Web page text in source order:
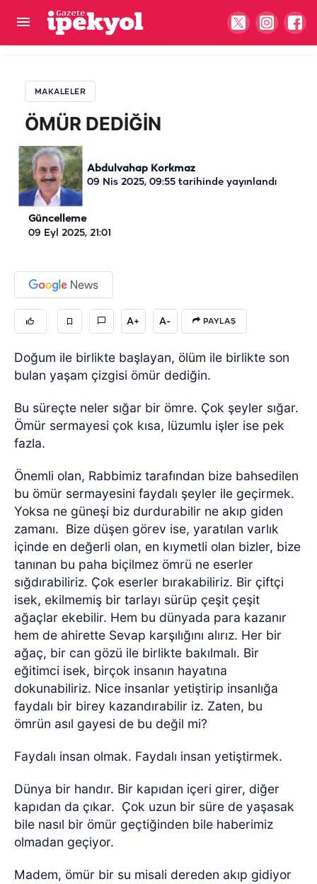
MAKALELER
ÖMÜR DEDİĞİN
Abdulvahap Korkmaz
09 Nis 2025, 09:55 tarihinde yayınlandı
Güncelleme
09 Eyl 2025, 21:01
A+ A- PAYLAŞ
Doğum ile birlikte başlayan, ölüm ile birlikte son
bulan yaşam çizgisi ömür dediğin.
Bu süreçte neler sığar bir ömre. Çok şeyler sığar.
Ömür sermayesi çok kısa, lüzumlu işler ise pek
fazla.
Önemli olan, Rabbimiz tarafından bize bahsedilen
bu ömür sermayesini faydalı şeyler ile geçirmek.
Yoksa ne güneşi biz durdurabilir ne akıp giden
zamanı. Bize düşen görev ise, yaratılan varlık
içinde en değerli olan, en kıymetli olan bizler, bize
tanınan bu paha biçilmez ömrü ne eserler
sığdırabiliriz. Çok eserler bırakabiliriz. Bir çiftçi
isek, ekilmemiş bir tarlayı sürüp çeşit çeşit
ağaçlar ekebilir. Hem bu dünyada para kazanır
hem de ahirette Sevap karşılığını alırız. Her bir
ağaç, bir can gözü ile birlikte bakılmalı. Bir
eğitimci isek, birçok insanın hayatına
dokunabiliriz. Nice insanlar yetiştirip insanlığa
faydalı bir birey kazandırabilir iz. Zaten, bu
ömrün asıl gayesi de bu değil mi?
Faydalı insan olmak. Faydalı insan yetiştirmek.
Dünya bir handır. Bir kapıdan içeri girer, diğer
kapıdan da çıkar. Çok uzun bir süre de yaşasak
bile nasıl bir ömür geçtiğinden bile haberimiz
olmadan geçiyor.
Madem, ömür bir su misali dereden akıp gidiyor
ÖMÜR DEDİĞİN